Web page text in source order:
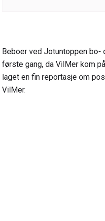
Beboer ved Jotuntoppen bo-
første gang, da VilMer kom
laget en fin reportasje om
VilMer.